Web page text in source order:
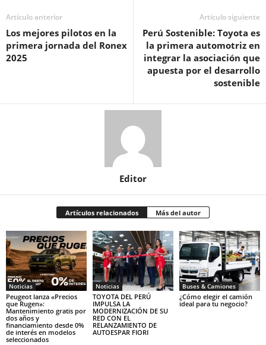
Artículo anterior
Los mejores pilotos en la
primera jornada del Ronex
2025
Artículo siguiente
Perú Sostenible: Toyota es
la primera automotriz en
integrar la asociación que
apuesta por el desarrollo
sostenible
Editor
Artículos relacionados Más del autor
Noticias
Peugeot lanza «Precios
que Rugen»:
Mantenimiento gratis por
dos años y
financiamiento desde 0%
de interés en modelos
seleccionados
Noticias
TOYOTA DEL PERÚ
IMPULSA LA
MODERNIZACIÓN DE SU
RED CON EL
RELANZAMIENTO DE
AUTOESPAR FIORI
Buses & Camiones
¿Cómo elegir el camión
ideal para tu negocio?